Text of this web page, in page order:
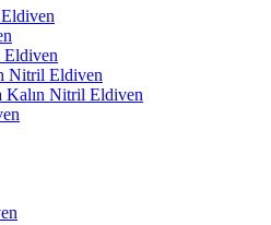
Eldiven
Nitril Eldiven
Kalın Nitril Eldiven